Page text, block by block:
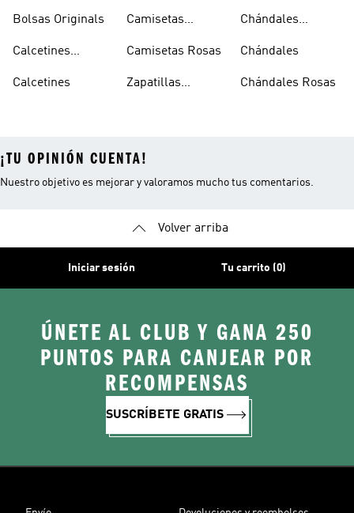
Blancas
Bolsas Originals
Calcetines
Blancos
Calcetines
Camisetas
Camisetas Rosas
Zapatillas
Chándales
Chándales
Chándales Rosas
¡TU OPINIÓN CUENTA!
Nuestro objetivo es mejorar y valoramos mucho tus comentarios.
Volver arriba
Iniciar sesión Tu carrito (0)
ÚNETE AL CLUB Y GANA 250
PUNTOS PARA CANJEAR POR
RECOMPENSAS
SUSCRÍBETE GRATIS